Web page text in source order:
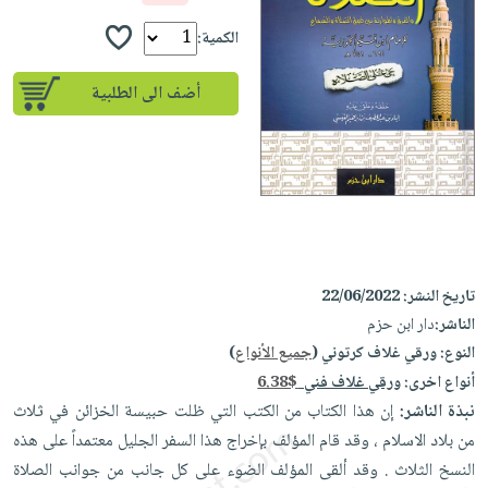
إختياراتنا
كتب
أكاديمية
صندوق
القراءة
English
iKitab
بلا
حدود
أسئلة
يتكرر
طرحها
Android
تحميل
iKitab
على
Apple
أسئلة
يتكرر
طرحها
تحميل
masmu3
على
Android
على
Apple
المواضيع
الأكثر
مبيعاً
إختياراتنا
وسائل
تعليمية
جوائز
تعليمية
الصحة
والعناية
الشخصية
جديد
الشخصية
العناية
وتصفيف
الشعر
العناية
بالجسم
والسفرة
جديد
الكل
أواني
الطهي
أدوات
متجر
الهدايا
أقسام
الكمية:
أضف الى الطلبية
تاريخ النشر:22/06/2022
الناشر:دار ابن حزم
النوع:ورقي غلاف كرتوني (جميع الأنواع)
أنواع اخرى:ورقي غلاف فني6.38$
نبذة الناشر:إن هذا الكتاب من الكتب التي ظلت حبيسة الخزائن في ثلاث
من بلاد الاسلام ، وقد قام المؤلف بإخراج هذا السفر الجليل معتمداً على هذه
النسخ الثلاث . وقد ألقى المؤلف الضوء على كل جانب من جوانب الصلاة